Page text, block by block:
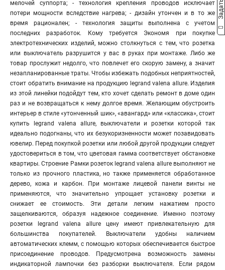
мелочей суппорта; - технология крепления проводов исключает
потери мощности вследствие нагрева; - дизайн утончен и в то же
время рационален; - технология защиты выполнена с учетом
последних разработок. Кому требуется Экономя при покупке
электротехнических изделий, можно столкнуться с тем, что розетка
или выключатель разрушится у вас в руках при монтаже. Либо же
товар прослужит недолго, что повлечет его скорую замену, а значит
незапланированные траты. Чтобы избежать подобных неприятностей,
стоит обратить внимание на продукцию legrand valena allure. Изделия
из этой линейки подойдут тем, кто хочет сделать ремонт в доме один
раз и не возвращаться к нему долгое время. Желающим обустроить
интерьер в стиле «утонченный шик», «авангард» или «классика», стоит
купить legrand valena allure, выключатели и розетки которой так
идеально подогнаны, что их безукоризненности может позавидовать
ювелир. Перед покупкой розетки или любой другой продукции следует
удостовериться в том, что цветовая гамма соответствует обстановке
квартиры. Строение Рамки розеток legrand valena allure выполняют не
только из прочного пластика, но также применяется обработанное
дерево, кожа и карбон. При монтаже лицевой панели винты не
применяются, что значительно упрощает установку розетки и
снижает ее стоимость. Эти детали легким нажатием просто
защелкиваются, образуя надежное соединение. Именно поэтому
розетки legrand valena allure цену имеют привлекательную для
большинства покупателей. Выключатели удобны наличием
автоматических клемм, с помощью которых обеспечивается быстрое
присоединение проводов. Предусмотрена возможность замены
индикаторной лампочки без разборки выключателя. Если рядом